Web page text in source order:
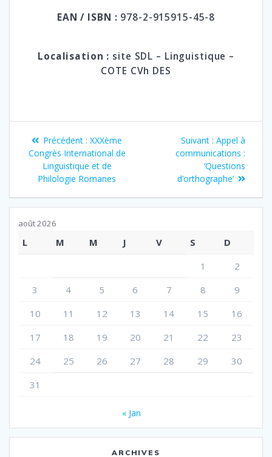
EAN / ISBN : 978-2-915915-45-8
Localisation : site SDL – Linguistique –
COTE CVh DES
Navigation
de
l’article
Précédent : Article
précédent
XXXème
Congrès International de
Linguistique et de
Philologie Romanes
Suivant : Article
suivant
:
Appel à
communications :
‘Questions
d’orthographe’
août 2026
L M M J V S
D
1
2
3
4 5 6 7 8
9
10
11 12 13 14 15
16
17
18 19 20 21 22
23
24
25 26 27 28 29
30
31
« Jan
ARCHIVES